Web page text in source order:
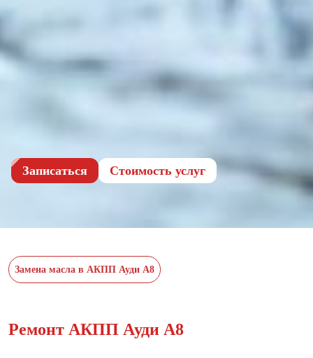
Записаться Cтоимость услуг
Замена масла в АКПП Ауди А8
Ремонт АКПП Ауди А8